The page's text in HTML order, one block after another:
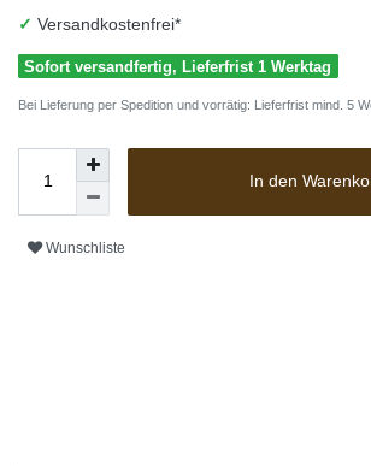
✓ Versandkostenfrei*
Sofort versandfertig, Lieferfrist 1 Werktag
Bei Lieferung per Spedition und vorrätig: Lieferfrist mind. 5
In den
Wunschliste